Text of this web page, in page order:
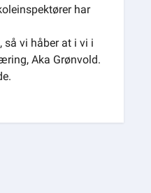
har
så vi håber at i vi i
Aka Grønvold.